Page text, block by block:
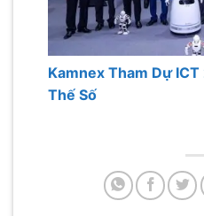
Kamnex Tham Dự
Thế Số